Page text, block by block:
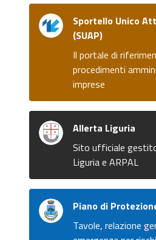
Sportello Unico
(SUAP)
Il portale di
procedimenti
imprese
Allerta Liguria
Sito ufficiale
Liguria e ARPAL
Piano di
Tavole, relazione